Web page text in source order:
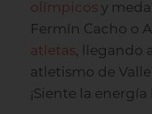
olímpicosy
Fermín Cacho o
atletas, llegando
atletismo de
¡Siente la